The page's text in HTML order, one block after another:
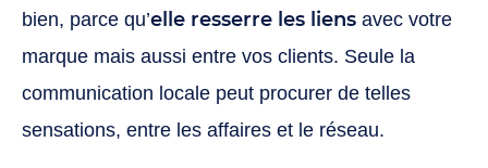
bien, parce qu’elle resserre les liens avec votre
marque mais aussi entre vos clients. Seule la
communication locale peut procurer de telles
sensations, entre les affaires et le réseau.